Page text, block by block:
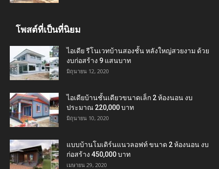
โพสต์ที่เป็นที่นิยม
ไอเดีย รีโนเวทบ้านสองชั้น หลังใหญ่สวยงาม ด้วย
งบก่อสร้าง 9 แสนบาท
มิถุนายน 12, 2020
ไอเดียบ้านชั้นเดียวขนาดเล็ก 2 ห้องนอน งบ
ประมาณ 220,000 บาท
มิถุนายน 10, 2020
แบบบ้านโมเดิร์นแนวลอฟท์ ขนาด 2 ห้องนอน งบ
ก่อสร้าง 450,000 บาท
เมษายน 29, 2020